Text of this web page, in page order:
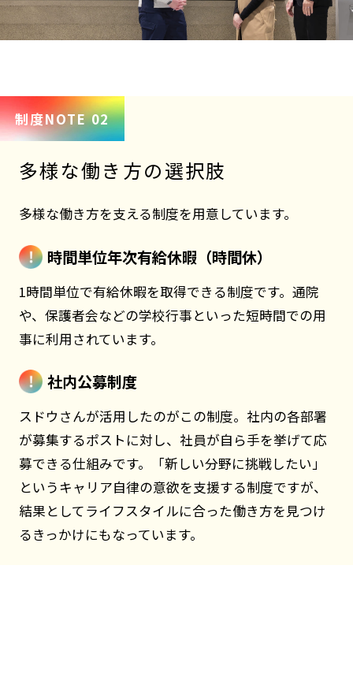
制度NOTE 02
多様な働き方の選択肢
多様な働き方を支える制度を用意しています。
時間単位年次有給休暇（時間休）
1時間単位で有給休暇を取得できる制度です。通院
や、保護者会などの学校行事といった短時間での用
事に利用されています。
社内公募制度
スドウさんが活用したのがこの制度。社内の各部署
が募集するポストに対し、社員が自ら手を挙げて応
募できる仕組みです。「新しい分野に挑戦したい」
というキャリア自律の意欲を支援する制度ですが、
結果としてライフスタイルに合った働き方を見つけ
るきっかけにもなっています。